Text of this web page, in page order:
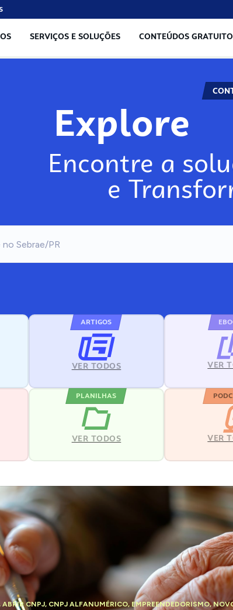
SERVIÇOS E SOLUÇÕES CONTEÚDOS
Explore
Encontre a
e
ARTIGOS
VER TODOS VER
PLANILHAS
VER TODOS VER
ABRIR CNPJ, CNPJ ALFANUMÉRICO, EMPREENDEDORISMO,